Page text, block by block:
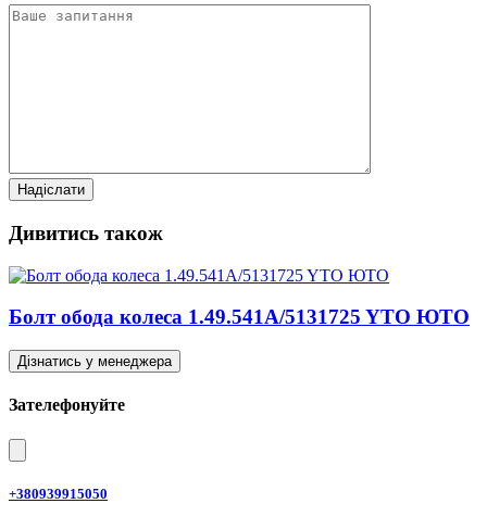
Дивитись також
Болт обода колеса 1.49.541A/5131725 YTO ЮТО
Дізнатись у менеджера
Зателефонуйте
+380939915050